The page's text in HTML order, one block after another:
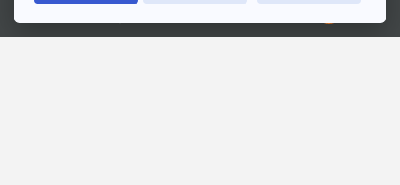
Ⓒ 2020 องค์การกระจายเสียงและแพร่ภาพสาธารณะแห่งประเทศไทย